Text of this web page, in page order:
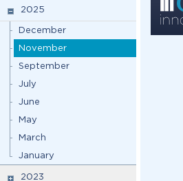
2025
December
November
September
July
June
May
March
January
2023